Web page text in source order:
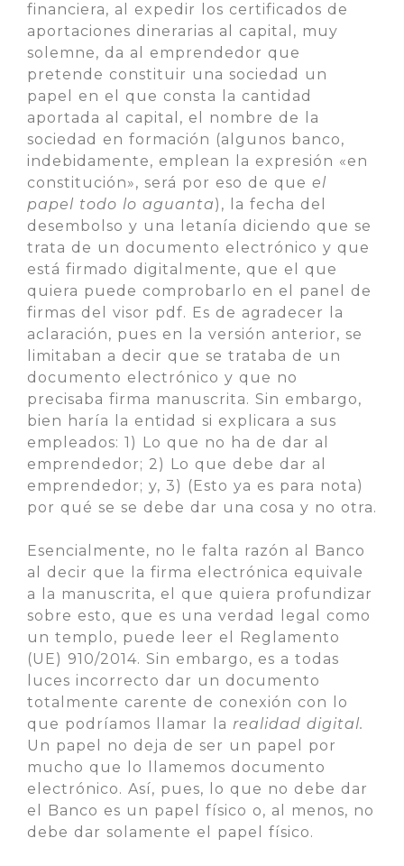
financiera, al expedir los certificados de
aportaciones dinerarias al capital, muy
solemne, da al emprendedor que
pretende constituir una sociedad un
papel en el que consta la cantidad
aportada al capital, el nombre de la
sociedad en formación (algunos banco,
indebidamente, emplean la expresión «en
constitución», será por eso de que el
papel todo lo aguanta), la fecha del
desembolso y una letanía diciendo que se
trata de un documento electrónico y que
está firmado digitalmente, que el que
quiera puede comprobarlo en el panel de
firmas del visor pdf. Es de agradecer la
aclaración, pues en la versión anterior, se
limitaban a decir que se trataba de un
documento electrónico y que no
precisaba firma manuscrita. Sin embargo,
bien haría la entidad si explicara a sus
empleados: 1) Lo que no ha de dar al
emprendedor; 2) Lo que debe dar al
emprendedor; y, 3) (Esto ya es para nota)
por qué se se debe dar una cosa y no otra.
Esencialmente, no le falta razón al Banco
al decir que la firma electrónica equivale
a la manuscrita, el que quiera profundizar
sobre esto, que es una verdad legal como
un templo, puede leer el Reglamento
(UE) 910/2014. Sin embargo, es a todas
luces incorrecto dar un documento
totalmente carente de conexión con lo
que podríamos llamar la realidad digital.
Un papel no deja de ser un papel por
mucho que lo llamemos documento
electrónico. Así, pues, lo que no debe dar
el Banco es un papel físico o, al menos, no
debe dar solamente el papel físico.